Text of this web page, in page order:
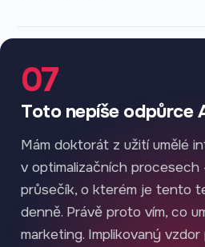
07
Toto nepíše odpůrce
Mám doktorát z užití umělé
v optimalizačních
průsečík, o kterém je tento
denně. Právě proto vím, co
marketing. Implikovaný